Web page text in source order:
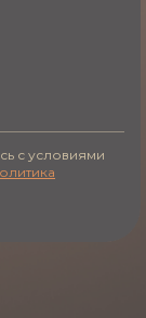
после
с условиями